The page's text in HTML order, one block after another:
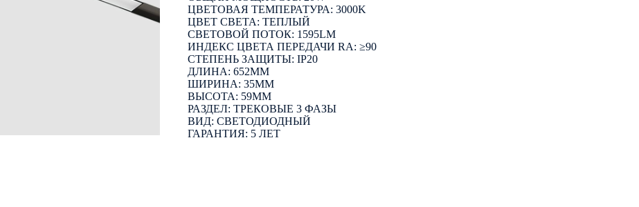
ЦВЕТОВАЯ ТЕМПЕРАТУРА: 3000K
ЦВЕТ СВЕТА: ТЕПЛЫЙ
СВЕТОВОЙ ПОТОК: 1595LM
ИНДЕКС ЦВЕТА ПЕРЕДАЧИ RA: ≥90
СТЕПЕНЬ ЗАЩИТЫ: IP20
ДЛИНА: 652ММ
ШИРИНА: 35ММ
ВЫСОТА: 59ММ
РАЗДЕЛ: ТРЕКОВЫЕ 3 ФАЗЫ
ВИД: СВЕТОДИОДНЫЙ
ГАРАНТИЯ: 5 ЛЕТ